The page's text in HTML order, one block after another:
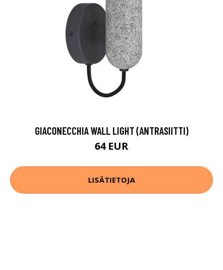
GIACONECCHIA WALL LIGHT (ANTRASIITTI)
64 EUR
LISÄTIETOJA